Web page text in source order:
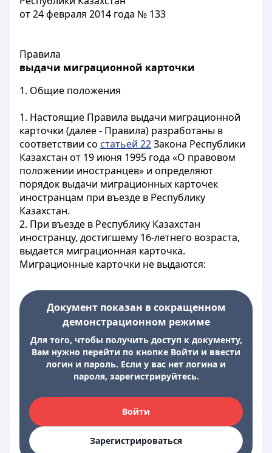
от 24 февраля 2014 года № 133
Правила
выдачи миграционной карточки
1. Общие положения
1. Настоящие Правила выдачи миграционной
карточки (далее - Правила) разработаны в
соответствии со статьей 22Закона Республики
Казахстан от 19 июня 1995 года «О правовом
положении иностранцев» и определяют
порядок выдачи миграционных карточек
иностранцам при въезде в Республику
Казахстан.
2. При въезде в Республику Казахстан
иностранцу, достигшему 16-летнего возраста,
выдается миграционная карточка.
Миграционные карточки не выдаются:
Документ показан в сокращенном
демонстрационном режиме
Для того, чтобы получить доступ к документу,
Вам нужно перейти по кнопке Войти и ввести
логин и пароль. Если у вас нет логина и
пароля, зарегистрируйтесь.
Войти
Зарегистрироваться